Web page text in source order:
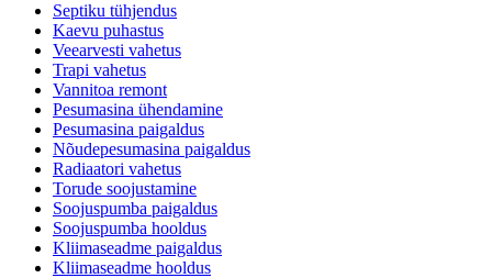
Septiku tühjendus
Kaevu puhastus
Veearvesti vahetus
Trapi vahetus
Vannitoa remont
Pesumasina ühendamine
Pesumasina paigaldus
Nõudepesumasina paigaldus
Radiaatori vahetus
Torude soojustamine
Soojuspumba paigaldus
Soojuspumba hooldus
Kliimaseadme paigaldus
Kliimaseadme hooldus